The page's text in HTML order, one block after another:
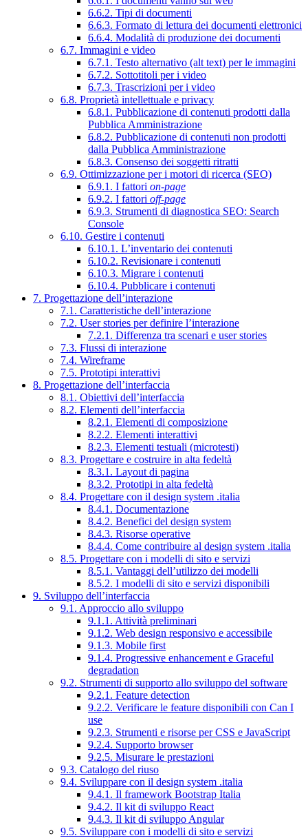
6.6.2. Tipi di documenti
6.6.3. Formato di lettura dei documenti elettronici
6.6.4. Modalità di produzione dei documenti
6.7. Immagini e video
6.7.1. Testo alternativo (alt text) per le immagini
6.7.2. Sottotitoli per i video
6.7.3. Trascrizioni per i video
6.8. Proprietà intellettuale e privacy
6.8.1. Pubblicazione di contenuti prodotti dalla
Pubblica Amministrazione
6.8.2. Pubblicazione di contenuti non prodotti
dalla Pubblica Amministrazione
6.8.3. Consenso dei soggetti ritratti
6.9. Ottimizzazione per i motori di ricerca (SEO)
6.9.1. I fattori on-page
6.9.2. I fattori off-page
6.9.3. Strumenti di diagnostica SEO: Search
Console
6.10. Gestire i contenuti
6.10.1. L’inventario dei contenuti
6.10.2. Revisionare i contenuti
6.10.3. Migrare i contenuti
6.10.4. Pubblicare i contenuti
7. Progettazione dell’interazione
7.1. Caratteristiche dell’interazione
7.2. User stories per definire l’interazione
7.2.1. Differenza tra scenari e user stories
7.3. Flussi di interazione
7.4. Wireframe
7.5. Prototipi interattivi
8. Progettazione dell’interfaccia
8.1. Obiettivi dell’interfaccia
8.2. Elementi dell’interfaccia
8.2.1. Elementi di composizione
8.2.2. Elementi interattivi
8.2.3. Elementi testuali (microtesti)
8.3. Progettare e costruire in alta fedeltà
8.3.1. Layout di pagina
8.3.2. Prototipi in alta fedeltà
8.4. Progettare con il design system .italia
8.4.1. Documentazione
8.4.2. Benefici del design system
8.4.3. Risorse operative
8.4.4. Come contribuire al design system .italia
8.5. Progettare con i modelli di sito e servizi
8.5.1. Vantaggi dell’utilizzo dei modelli
8.5.2. I modelli di sito e servizi disponibili
9. Sviluppo dell’interfaccia
9.1. Approccio allo sviluppo
9.1.1. Attività preliminari
9.1.2. Web design responsivo e accessibile
9.1.3. Mobile first
9.1.4. Progressive enhancement e Graceful
degradation
9.2. Strumenti di supporto allo sviluppo del software
9.2.1. Feature detection
9.2.2. Verificare le feature disponibili con Can I
use
9.2.3. Strumenti e risorse per CSS e JavaScript
9.2.4. Supporto browser
9.2.5. Misurare le prestazioni
9.3. Catalogo del riuso
9.4. Sviluppare con il design system .italia
9.4.1. Il framework Bootstrap Italia
9.4.2. Il kit di sviluppo React
9.4.3. Il kit di sviluppo Angular
9.5. Sviluppare con i modelli di sito e servizi